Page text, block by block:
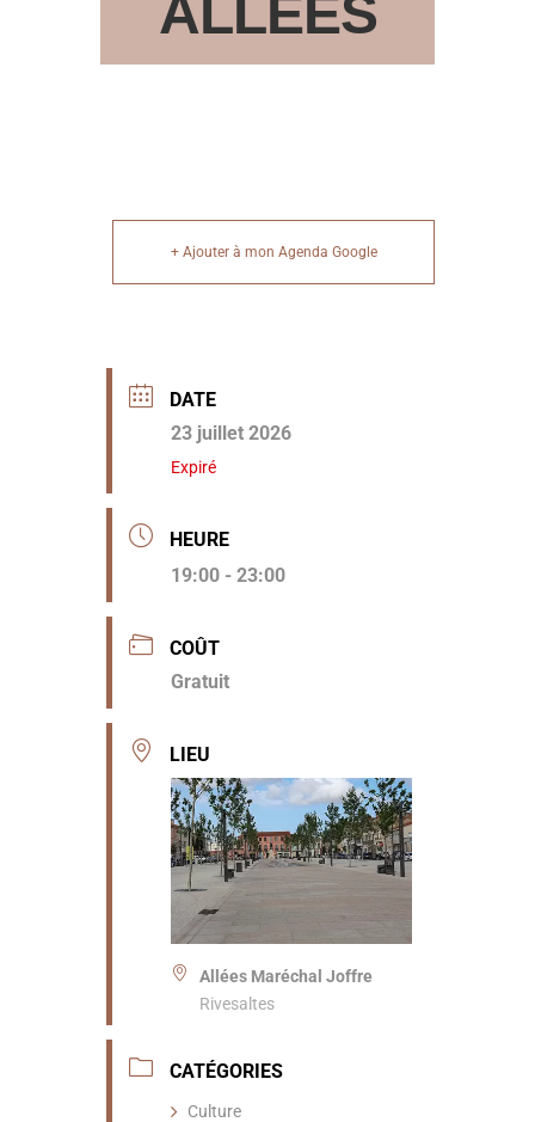
ALLÉES
+ Ajouter à mon Agenda Google
DATE
23 juillet 2026
Expiré
HEURE
19:00 - 23:00
COÛT
Gratuit
LIEU
Allées Maréchal Joffre
Rivesaltes
CATÉGORIES
Culture